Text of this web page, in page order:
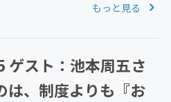
さんの話、は、地域資源を価
もっと見る
ゲスト：池本周五さ
は、制度よりも『お